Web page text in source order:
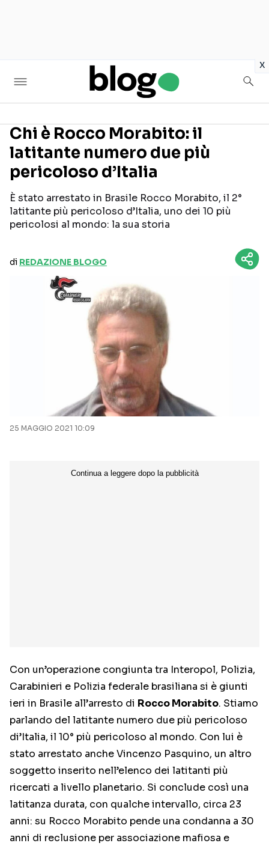
x
Seguici sui social
Chi è Rocco Morabito: il
latitante numero due più
pericoloso d’Italia
È stato arrestato in Brasile Rocco Morabito, il 2°
latitante più pericoloso d’Italia, uno dei 10 più
pericolosi al mondo: la sua storia
di REDAZIONE BLOGO
25 MAGGIO 2021 10:09
Con un’operazione congiunta tra Interopol, Polizia,
Carabinieri e Polizia federale brasiliana si è giunti
ieri in Brasile all’arresto di Rocco Morabito. Stiamo
parlando del latitante numero due più pericoloso
di’Italia, il 10° più pericoloso al mondo. Con lui è
stato arrestato anche Vincenzo Pasquino, un altro
soggetto inserito nell’elenco dei latitanti più
ricercati a livello planetario. Si conclude così una
latitanza durata, con qualche intervallo, circa 23
anni: su Rocco Morabito pende una condanna a 30
anni di reclusione per associazione mafiosa e